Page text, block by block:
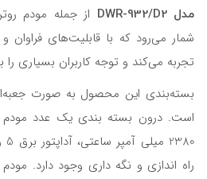
مدل DWR-932/D2
از جمله مودم
شمار می‌رود که با قابلیت‌های فراوان و
تجربه می‌کند و توجه کاربران بسیاری
بسته‌بندی این محصول به صورت
راه اندازی و نگه داری وجود دارد.